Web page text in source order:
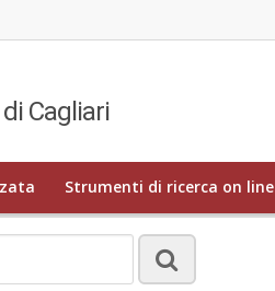
Cagliari
Strumenti di ricerca on line